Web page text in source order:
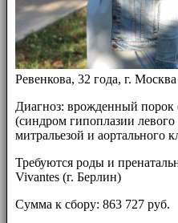
Ревенкова, 32 года, г. Москва
Диагноз: врожденный
(синдром гипоплазии левого
митральезой и аортального
Требуются роды и
Vivantes (г. Берлин)
Сумма к сбору: 863 727 руб.